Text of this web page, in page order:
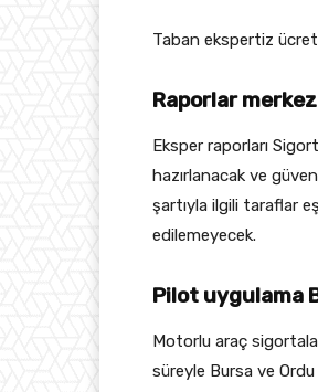
Taban ekspertiz ücret
Raporlar
Eksper raporları
hazırlanacak ve
şartıyla ilgili taraflar
edilemeyecek.
Pilot uygulama
Motorlu araç
süreyle Bursa ve